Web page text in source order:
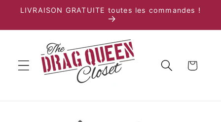
passer
LIVRAISON GRATUITE toutes les commandes !
Panier